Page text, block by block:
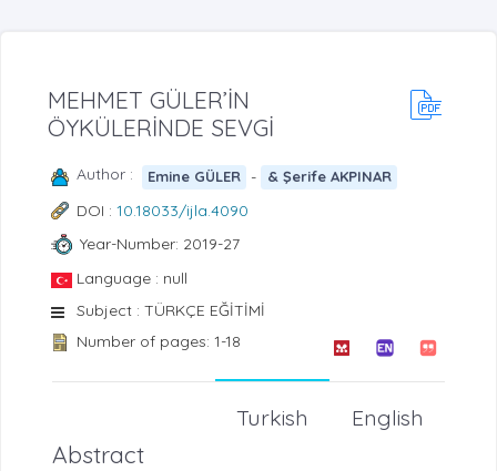
MEHMET GÜLER’İN
ÖYKÜLERİNDE SEVGİ
Author : Emine GÜLER - & Şerife AKPINAR
DOI : 10.18033/ijla.4090
Year-Number: 2019-27
Language : null
Subject : TÜRKÇE EĞİTİMİ
Number of pages: 1-18
English
Turkish
Abstract